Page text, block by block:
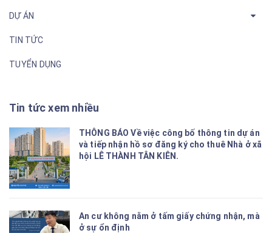
DỰ ÁN
TIN TỨC
TUYỂN DỤNG
Tin tức xem nhiều
THÔNG BÁO Về việc công bố thông tin dự án
và tiếp nhận hồ sơ đăng ký cho thuê Nhà ở xã
hội LÊ THÀNH TÂN KIÊN.
An cư không nằm ở tấm giấy chứng nhận, mà
ở sự ổn định